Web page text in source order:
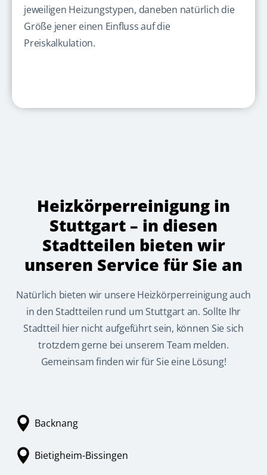
jeweiligen Heizungstypen, daneben natürlich die
Größe jener einen Einfluss auf die
Preiskalkulation.
Heizkörperreinigung in
Stuttgart – in diesen
Stadtteilen bieten wir
unseren Service für Sie an
Natürlich bieten wir unsere Heizkörperreinigung auch
in den Stadtteilen rund um Stuttgart an. Sollte Ihr
Stadtteil hier nicht aufgeführt sein, können Sie sich
trotzdem gerne bei unserem Team melden.
Gemeinsam finden wir für Sie eine Lösung!
Backnang
Bietigheim-Bissingen